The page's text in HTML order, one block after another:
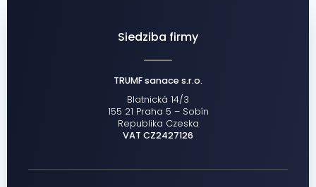
Siedziba firmy
TRUMF sanace s.r.o.
Blatnická 14/3
155 21 Praha 5 – Sobín
Republika Czeska
VAT CZ2427126